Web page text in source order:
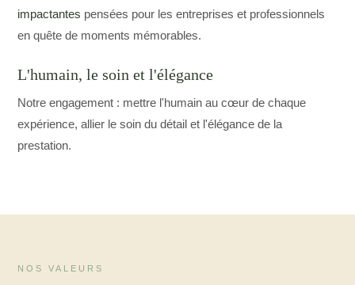
impactantes pensées pour les entreprises et professionnels
en quête de moments mémorables.
L'humain, le soin et l'élégance
Notre engagement : mettre l'humain au cœur de chaque
expérience, allier le soin du détail et l'élégance de la
prestation.
NOS VALEURS